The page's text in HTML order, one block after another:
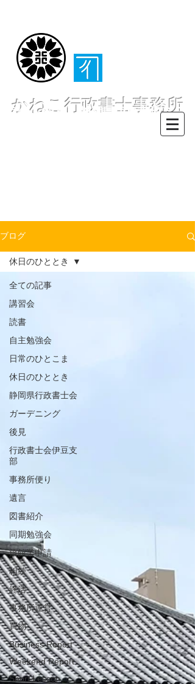
かねこ行政書士事務所
〒413-0234 静岡県伊東市池６２
ブログ
全ての記事
講習会
読書
自主勉強会
日常のひとこま
休日のひととき
静岡県行政書士会
ガーデニング
後見
行政書士会伊豆支
部
事務所便り
遺言
図書紹介
同期勉強会
旅館業申請
相続
終活
事務所運営
買物
Business Report
Weekend Report
Short Lesson
休日のひととき